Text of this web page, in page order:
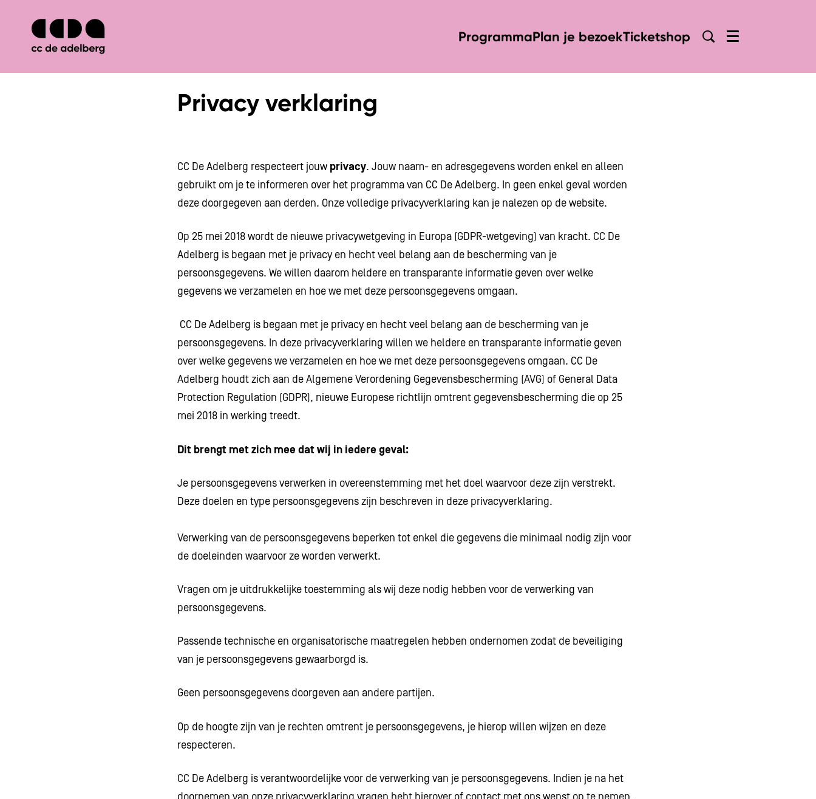
ProgrammaPlan je bezoekTicketshop Menu
Privacy verklaring
CC De Adelberg respecteert jouw privacy. Jouw naam- en adresgegevens worden enkel en alleen
gebruikt om je te informeren over het programma van CC De Adelberg. In geen enkel geval worden
deze doorgegeven aan derden. Onze volledige privacyverklaring kan je nalezen op de website.
Op 25 mei 2018 wordt de nieuwe privacywetgeving in Europa (GDPR-wetgeving) van kracht. CC De
Adelberg is begaan met je privacy en hecht veel belang aan de bescherming van je
persoonsgegevens. We willen daarom heldere en transparante informatie geven over welke
gegevens we verzamelen en hoe we met deze persoonsgegevens omgaan.
CC De Adelberg is begaan met je privacy en hecht veel belang aan de bescherming van je
persoonsgegevens. In deze privacyverklaring willen we heldere en transparante informatie geven
over welke gegevens we verzamelen en hoe we met deze persoonsgegevens omgaan. CC De
Adelberg houdt zich aan de Algemene Verordening Gegevensbescherming (AVG) of General Data
Protection Regulation (GDPR), nieuwe Europese richtlijn omtrent gegevensbescherming die op 25
mei 2018 in werking treedt.
Dit brengt met zich mee dat wij in iedere geval:
Je persoonsgegevens verwerken in overeenstemming met het doel waarvoor deze zijn verstrekt.
Deze doelen en type persoonsgegevens zijn beschreven in deze privacyverklaring.
Verwerking van de persoonsgegevens beperken tot enkel die gegevens die minimaal nodig zijn voor
de doeleinden waarvoor ze worden verwerkt.
Vragen om je uitdrukkelijke toestemming als wij deze nodig hebben voor de verwerking van
persoonsgegevens.
Passende technische en organisatorische maatregelen hebben ondernomen zodat de beveiliging
van je persoonsgegevens gewaarborgd is.
Geen persoonsgegevens doorgeven aan andere partijen.
Op de hoogte zijn van je rechten omtrent je persoonsgegevens, je hierop willen wijzen en deze
respecteren.
CC De Adelberg is verantwoordelijke voor de verwerking van je persoonsgegevens. Indien je na het